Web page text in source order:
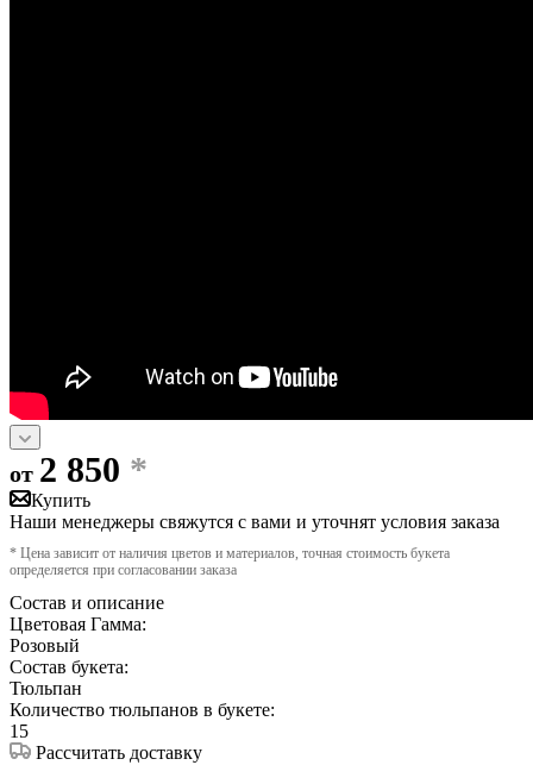
от 2 850 *
Купить
Наши менеджеры свяжутся с вами и уточнят условия заказа
* Цена зависит от наличия цветов и материалов, точная стоимость букета
определяется при согласовании заказа
Состав и описание
Цветовая Гамма:
Розовый
Состав букета:
Тюльпан
Количество тюльпанов в букете:
15
Рассчитать доставку